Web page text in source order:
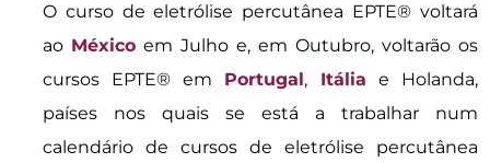
O curso de eletrólise percutânea EPTE® voltará
ao Méxicoem Julho e, em Outubro, voltarão os
cursos EPTE® em Portugal, Itália e Holanda,
países nos quais se está a trabalhar num
calendário de cursos de eletrólise percutânea